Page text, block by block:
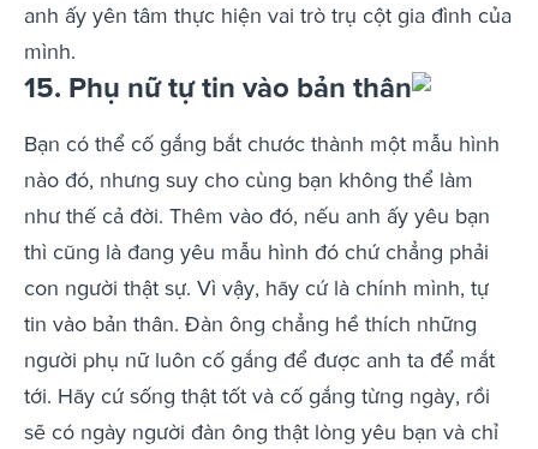
anh ấy yên tâm thực hiện vai trò trụ cột gia đình của
mình.
15. Phụ nữ tự tin vào bản thân
Bạn có thể cố gắng bắt chước thành một mẫu hình
nào đó, nhưng suy cho cùng bạn không thể làm
như thế cả đời. Thêm vào đó, nếu anh ấy yêu bạn
thì cũng là đang yêu mẫu hình đó chứ chẳng phải
con người thật sự. Vì vậy, hãy cứ là chính mình, tự
tin vào bản thân. Đàn ông chẳng hề thích những
người phụ nữ luôn cố gắng để được anh ta để mắt
tới. Hãy cứ sống thật tốt và cố gắng từng ngày, rồi
sẽ có ngày người đàn ông thật lòng yêu bạn và chỉ